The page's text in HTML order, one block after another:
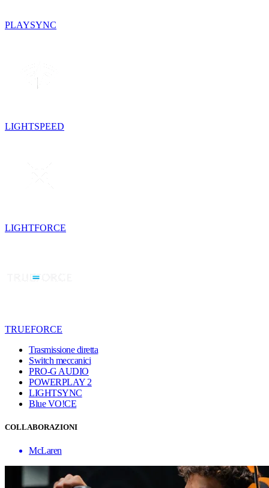
PLAYSYNC
LIGHTSPEED
LIGHTFORCE
TRUEFORCE
Trasmissione diretta
Switch meccanici
PRO-G AUDIO
POWERPLAY 2
LIGHTSYNC
Blue VO!CE
COLLABORAZIONI
McLaren